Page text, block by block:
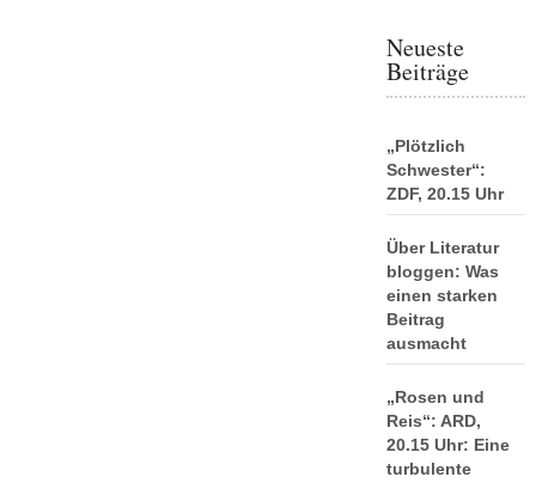
Neueste
Beiträge
„Plötzlich
Schwester“:
ZDF, 20.15 Uhr
Über Literatur
bloggen: Was
einen starken
Beitrag
ausmacht
„Rosen und
Reis“: ARD,
20.15 Uhr: Eine
turbulente